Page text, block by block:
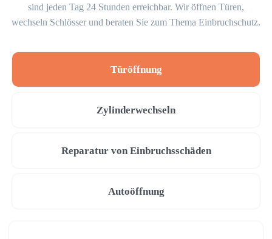
sind jeden Tag 24 Stunden erreichbar. Wir öffnen Türen,
wechseln Schlösser und beraten Sie zum Thema Einbruchschutz.
Türöffnung
Zylinderwechseln
Reparatur von Einbruchsschäden
Autoöffnung